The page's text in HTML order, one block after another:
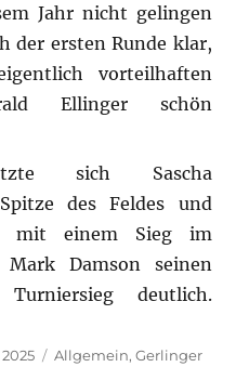
Jahr nicht gelingen
der ersten Runde klar,
vorteilhaften
Ellinger schön
sich Sascha
des Feldes und
mit einem Sieg im
Mark Damson seinen
deutlich.
Kategorien
Allgemein,Gerlinger